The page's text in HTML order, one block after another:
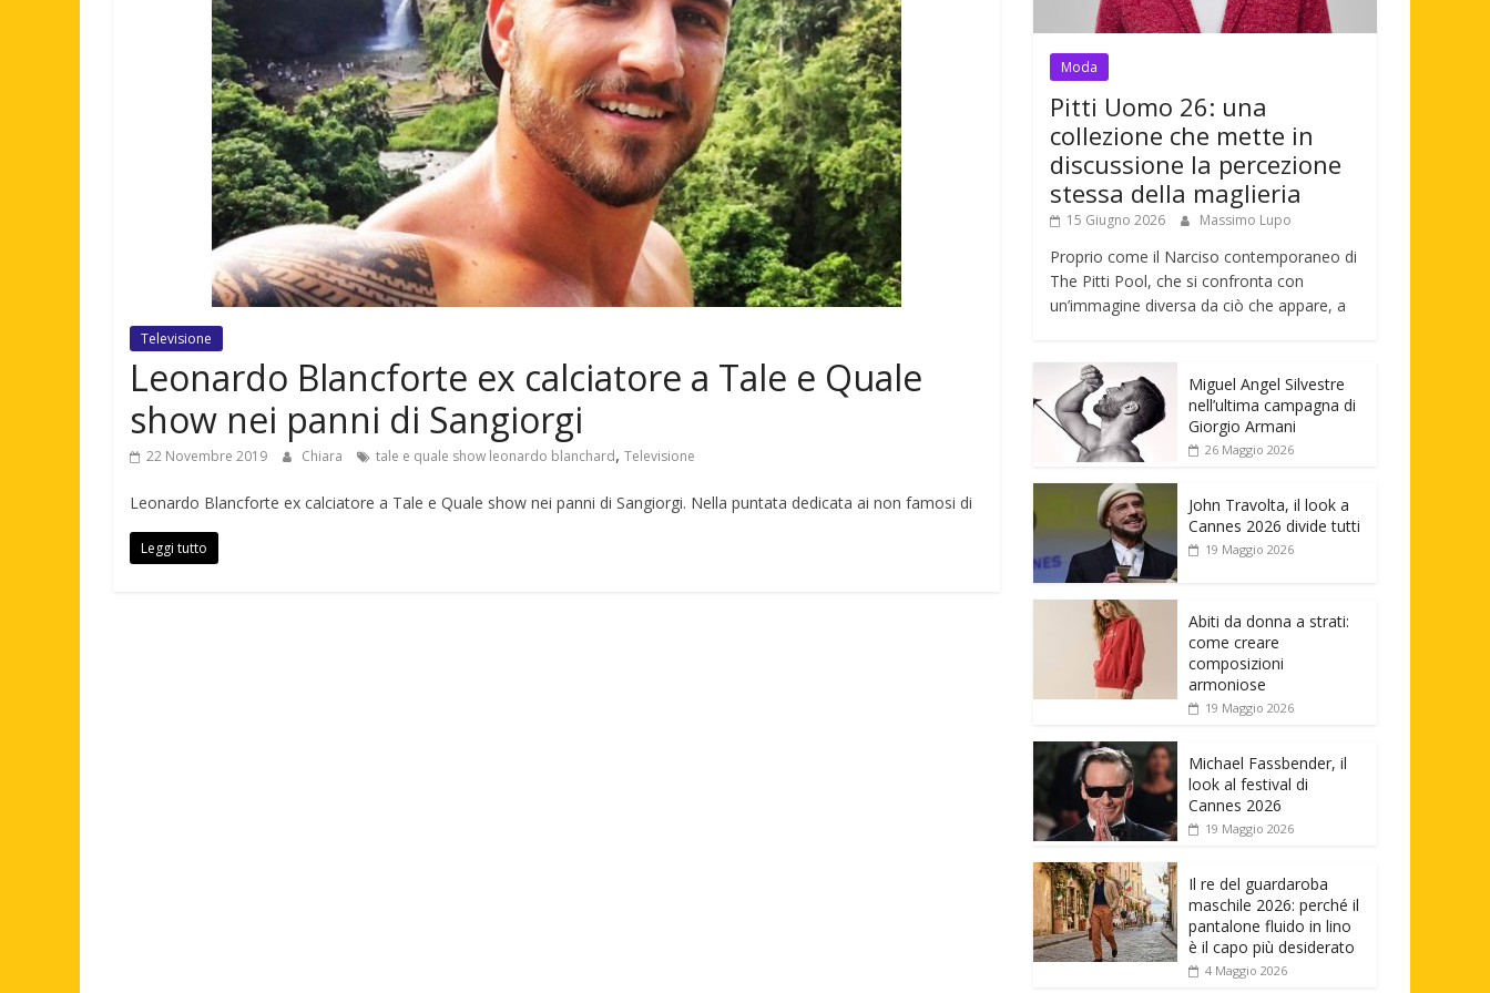
Televisione
Leonardo Blancforte ex calciatore a Tale e Quale
show nei panni di Sangiorgi
22 Novembre 2019 Chiara tale e quale show leonardo blanchard, Televisione
Leonardo Blancforte ex calciatore a Tale e Quale show nei panni di Sangiorgi. Nella puntata dedicata ai non famosi di
Leggi tutto
Moda
Pitti Uomo 26: una
collezione che mette in
discussione la percezione
stessa della maglieria
15 Giugno 2026 Massimo Lupo
Proprio come il Narciso contemporaneo di
The Pitti Pool, che si confronta con
un’immagine diversa da ciò che appare, a
Miguel Angel Silvestre
nell’ultima campagna di
Giorgio Armani
26 Maggio 2026
John Travolta, il look a
Cannes 2026 divide tutti
19 Maggio 2026
Abiti da donna a strati:
come creare
composizioni
armoniose
19 Maggio 2026
Michael Fassbender, il
look al festival di
Cannes 2026
19 Maggio 2026
Il re del guardaroba
maschile 2026: perché il
pantalone fluido in lino
è il capo più desiderato
4 Maggio 2026